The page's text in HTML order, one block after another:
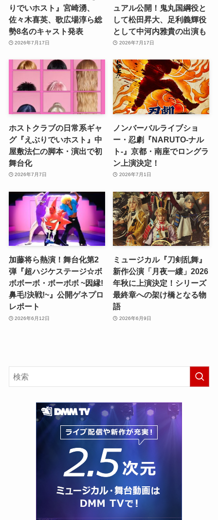
りでいホスト』宮崎湧、
佐々木喜英、歌広場淳ら総
勢8名のキャスト発表
2026年7月17日
ュアル公開！鬼丸国綱役と
して松田昇大、足利義輝役
として中河内雅貴の出演も
2026年7月17日
ホストクラブの日常系ギャ
グ『えぶりでいホスト』中
屋敷法仁の脚本・演出で初
舞台化
2026年7月7日
ノンバーバルライブショ
ー・忍劇『NARUTO-ナル
ト-』京都・南座でロングラ
ン上演決定！
2026年7月1日
加藤将ら熱演！舞台化第2
弾『超ハジケステージ☆ボ
ボボーボ・ボーボボ ~因縁!
鼻毛!決戦!~』公開ゲネプロ
レポート
2026年6月12日
ミュージカル『刀剣乱舞』
新作公演「月夜一縷」2026
年秋に上演決定！シリーズ
最終章への架け橋となる物
語
2026年6月9日